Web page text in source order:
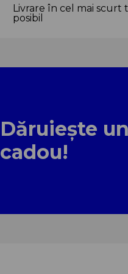
Livrare în cel mai scurt
posibil
Dăruiește
cadou!